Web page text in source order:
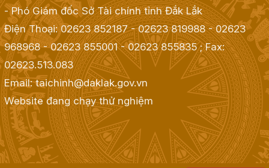
- Phó Giám đốc Sở Tài chính tỉnh Đắk Lắk
Điện Thoại: 02623 852187 - 02623 819988 - 02623
968968 - 02623 855001 - 02623 855835; Fax:
02623.513.083
Email: taichinh@daklak.gov.vn
Website đang chạy thử nghiệm